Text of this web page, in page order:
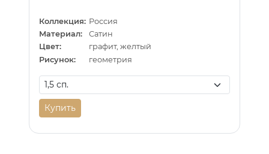
Коллекция: Россия
Материал:
Сатин
Цвет:
графит, желтый
Рисунок:
геометрия
Купить